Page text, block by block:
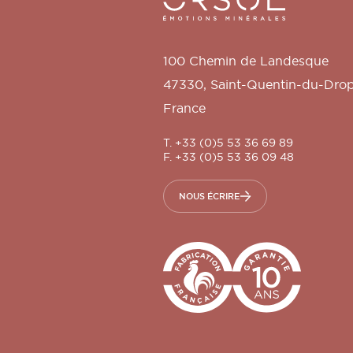
100 Chemin de Landesque
47330, Saint-Quentin-du-
France
T. +33 (0)5 53 36 69 89
F. +33 (0)5 53 36 09 48
NOUS ÉCRIRE